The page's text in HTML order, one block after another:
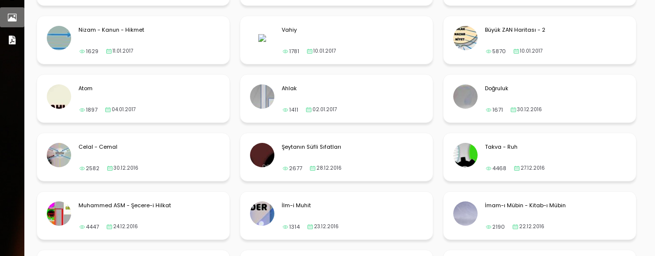
Dosyalar
Nizam - Kanun - Hikmet
1629 11.01.2017
Vahiy
1781 10.01.2017
Büyük ZAN Haritası - 2
5870 10.01.2017
Atom
1897 04.01.2017
Ahlak
1411 02.01.2017
Doğruluk
1671 30.12.2016
Celal - Cemal
2582 30.12.2016
Şeytanın Süfli Sıfatları
2677 28.12.2016
Takva - Ruh
4468 27.12.2016
Muhammed ASM - Şecere-i Hilkat
4447 24.12.2016
İlm-i Muhit
1314 23.12.2016
İmam-ı Mübin - Kitab-ı Mübin
2190 22.12.2016